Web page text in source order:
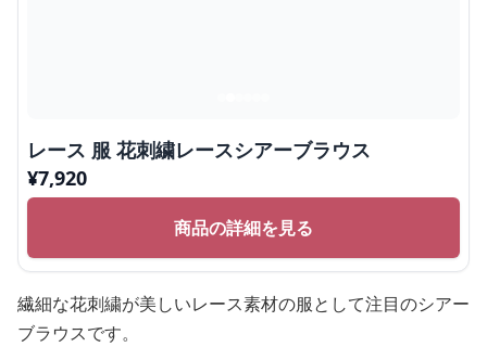
レース 服 花刺繍レースシアーブラウス
¥7,920
商品の詳細を見る
繊細な花刺繍が美しいレース素材の服として注目のシアー
ブラウスです。